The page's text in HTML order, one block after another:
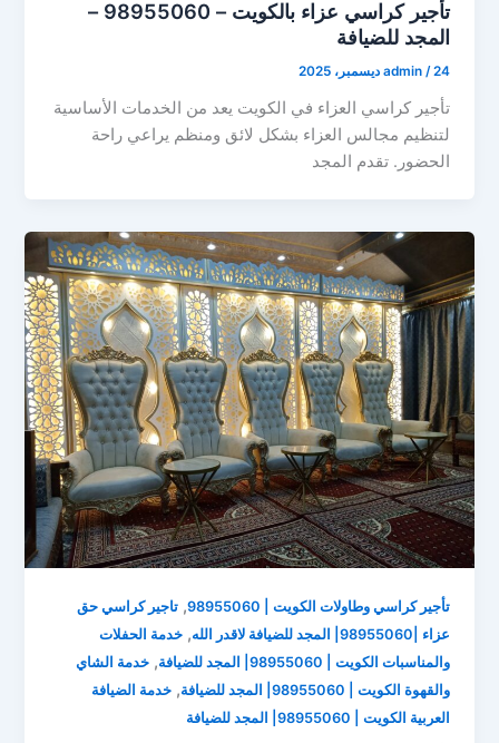
تأجير كراسي عزاء بالكويت – 98955060 –
المجد للضيافة
admin /24 ديسمبر، 2025
تأجير كراسي العزاء في الكويت يعد من الخدمات الأساسية
لتنظيم مجالس العزاء بشكل لائق ومنظم يراعي راحة
الحضور. تقدم المجد
تأجير كراسي وطاولات الكويت | 98955060 ,تاجير كراسي حق
عزاء |98955060| المجد للضيافة لاقدر الله
,خدمة الحفلات
والمناسبات الكويت | 98955060| المجد للضيافة
,خدمة الشاي
والقهوة الكويت | 98955060| المجد للضيافة
,خدمة الضيافة
العربية الكويت | 98955060| المجد للضيافة